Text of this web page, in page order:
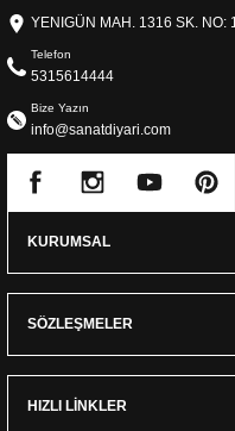
YENIGÜN MAH. 1316 SK. NO:
Telefon
5315614444
Bize Yazın
info@sanatdiyari.com
KURUMSAL
SÖZLEŞMELER
HIZLI LİNKLER